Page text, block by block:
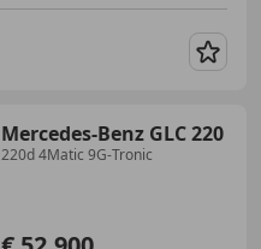
Mercedes-Benz GLC 220
220d 4Matic 9G-Tronic